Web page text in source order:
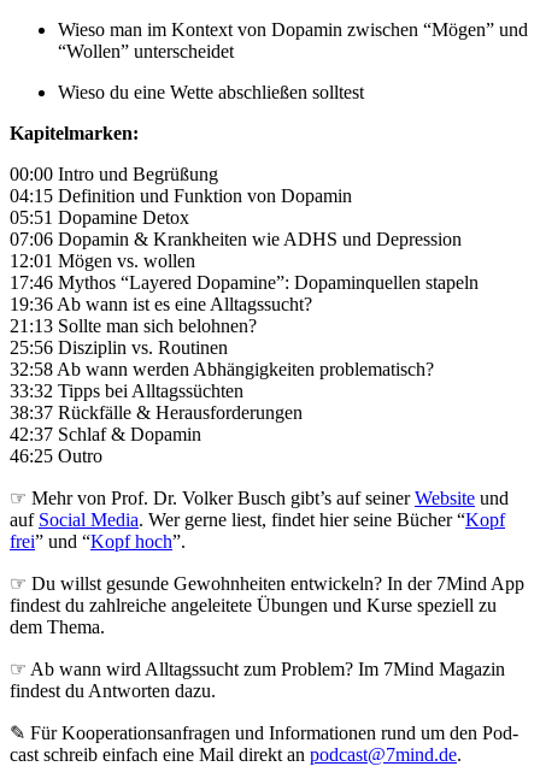
Wieso man im Kontext von Dopamin zwischen “Mögen” und
“Wollen” unterscheidet
Wieso du eine Wette abschließen solltest
Kapitelmarken:
00:00 Intro und Begrüßung
04:15 Definition und Funktion von Dopamin
05:51 Dopamine Detox
07:06 Dopamin & Krankheiten wie ADHS und Depression
12:01 Mögen vs. wollen
17:46 Mythos “Layered Dopamine”: Dopaminquellen stapeln
19:36 Ab wann ist es eine Alltagssucht?
21:13 Sollte man sich belohnen?
25:56 Disziplin vs. Routinen
32:58 Ab wann werden Abhängigkeiten problematisch?
33:32 Tipps bei Alltagssüchten
38:37 Rückfälle & Herausforderungen
42:37 Schlaf & Dopamin
46:25 Outro
☞ Mehr von Prof. Dr. Volker Busch gibt’s auf seinerWebsite und
auf Social Media. Wer gerne liest, findet hier seine Bücher “Kopf
frei” und “Kopf hoch”.
☞ Du willst gesunde Gewohnheiten entwickeln? In der 7Mind App
findest du zahlreiche angeleitete Übungen und Kurse speziell zu
dem Thema.
☞ Ab wann wird Alltagssucht zum Problem? Im 7Mind Magazin
findest du Antworten dazu.
✎ Für Koope­ra­ti­ons­an­fra­gen und Infor­ma­tio­nen rund um den Pod­
cast schreib ein­fach eine Mail direkt an podcast@7mind.de.